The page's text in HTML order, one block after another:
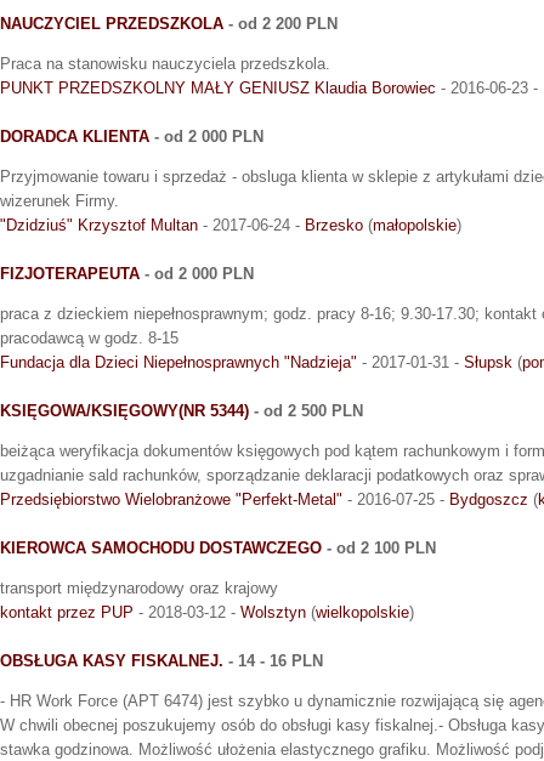
NAUCZYCIEL PRZEDSZKOLA - od 2 200 PLN
Praca na stanowisku nauczyciela przedszkola.
PUNKT PRZEDSZKOLNY MAŁY GENIUSZ Klaudia Borowiec - 2016-06-23 -
DORADCA KLIENTA - od 2 000 PLN
Przyjmowanie towaru i sprzedaż - obsluga klienta w sklepie z artykułami
wizerunek Firmy.
"Dzidziuś" Krzysztof Multan - 2017-06-24 - Brzesko (małopolskie)
FIZJOTERAPEUTA - od 2 000 PLN
praca z dzieckiem niepełnosprawnym; godz. pracy 8-16; 9.30-17.30;
pracodawcą w godz. 8-15
Fundacja dla Dzieci Niepełnosprawnych "Nadzieja" - 2017-01-31 - Słupsk (
KSIĘGOWA/KSIĘGOWY(NR 5344) - od 2 500 PLN
beiżąca weryfikacja dokumentów księgowych pod kątem rachunkowym i
uzgadnianie sald rachunków, sporządzanie deklaracji podatkowych oraz
Przedsiębiorstwo Wielobranżowe "Perfekt-Metal" - 2016-07-25 - Bydgoszcz (
KIEROWCA SAMOCHODU DOSTAWCZEGO - od 2 100 PLN
transport międzynarodowy oraz krajowy
kontakt przez PUP - 2018-03-12 - Wolsztyn (wielkopolskie)
OBSŁUGA KASY FISKALNEJ. - 14 - 16 PLN
- HR Work Force (APT 6474) jest szybko u dynamicznie rozwijającą się
W chwili obecnej poszukujemy osób do obsługi kasy fiskalnej.- Obsługa
stawka godzinowa. Możliwość ułożenia elastycznego grafiku. Możliwość